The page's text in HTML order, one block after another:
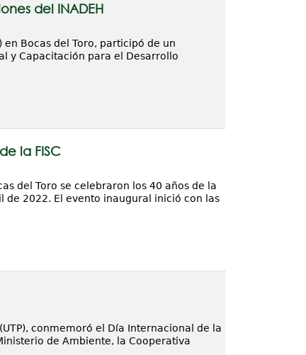
del INADEH
en Bocas del Toro, participó de un
y Capacitación para el Desarrollo
la FISC
del Toro se celebraron los 40 años de la
de 2022. El evento inaugural inició con las
conmemoró el Día Internacional de la
de Ambiente, la Cooperativa